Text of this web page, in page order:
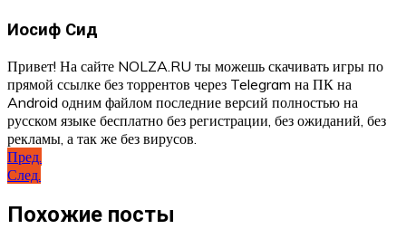
Иосиф Сид
Привет! На сайте NOLZA.RU ты можешь скачивать игры по
прямой ссылке без торрентов через Telegram на ПК на
Android одним файлом последние версий полностью на
русском языке бесплатно без регистрации, без ожиданий, без
рекламы, а так же без вирусов.
Навигация
по
записям
Пред.
След.
Похожие посты